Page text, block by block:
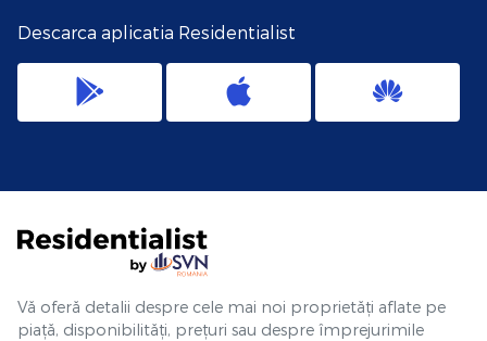
Descarca aplicatia Residentialist
Vă oferă detalii despre cele mai noi proprietăți aflate pe
piață, disponibilități, prețuri sau despre împrejurimile